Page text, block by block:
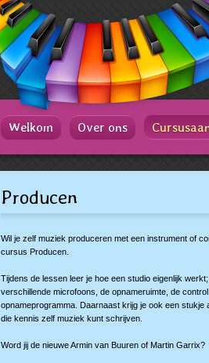
Producen
Wil je zelf muziek produceren met een instrument of
cursus Producen.
Tijdens de lessen leer je hoe een studio eigenlijk
verschillende microfoons, de opnameruimte, de
opnameprogramma. Daarnaast krijg je ook een stukje
die kennis zelf muziek kunt schrijven.
Word jij de nieuwe Armin van Buuren of Martin Garrix?
Welkom Over ons